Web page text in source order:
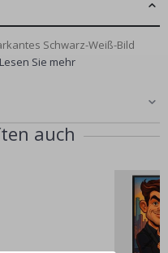
Schwarz-Weiß-Bild
Lesen Sie mehr
auch